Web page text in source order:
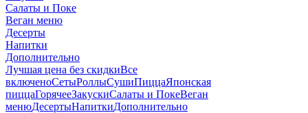
Салаты и Поке
Веган меню
Десерты
Напитки
Дополнительно
Лучшая цена без скидкиВсе
включеноСетыРоллыСушиПиццаЯпонская
пиццаГорячееЗакускиСалаты и ПокеВеган
менюДесертыНапиткиДополнительно